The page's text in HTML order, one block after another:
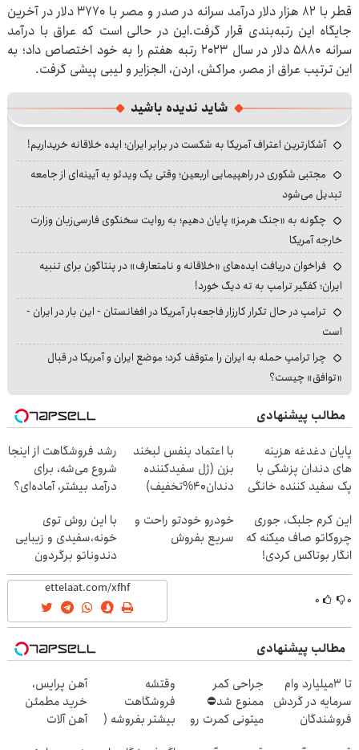
قطر با ۸۲ هزار دلار درآمد سرانه در صدر و مصر با ۳۷۷۰ دلار در آخرین
جایگاه این رتبه‌بندی قرار گرفت.این در حالی است که عراق با درآمد
سرانه ۵۸۸۰ دلار در سال ۲۰۲۳ رتبه هفتم را به خود اختصاص داد؛ به
این ترتیب عراق از مصر، مراکش، اردن، الجزایر و لیبی پیشی گرفت.
شاید ندیده باشید
آشکارترین اعتراف آمریکا به شکست در برابر ایران؛ ایده خلاقانه خریداریم!
مجتبی شکوری در راهپیمایی اربعین؛ وقتی یک ویدئو به آیینه‌ای از جامعه
تبدیل می‌شود
چگونه به «جنگ هرمز» پایان دهیم؛ به روایت سخنگوی فارسی‌زبان وزارت
خارجه آمریکا
فراخوان دریافت ایده‌های «خلاقانه و نامتعارف» در پنتاگون برای تنبیه
ایران؛ کفگیر ترامپ به ته دیگ خورد!
ترامپ در حال تکرار کارزار فاجعه‌بار آمریکا در افغانستان - این بار در ایران -
است
چرا ترامپ حمله به ایران را متوقف کرد؛ موضع ایران و آمریکا در قبال
«توافق» چیست؟
مطالب پیشنهادی
پایان دغدغه هزینه
های دندان پزشکی با
پک سفید کننده خانگی
با اعتماد بنفس لبخند
بزن (ژل سفیدکننده
دندان40%تخفیف)
رشد فروشگاهت از اینجا
شروع می‌شه، برای
درآمد بیشتر، آماده‌ای؟
این کرم جلبک، جوری
چروکاتو صاف میکنه که
انگار بوتاکس کردی!
(تخفیف ویژه)
خودرو خودتو راحت و
سریع بفروش
با این روش توی
خونه،سفیدی و زیبایی
دندوناتو برگردون
(40%off)
۰ ۰
مطالب پیشنهادی
تا 3میلیارد وام
سرمایه در گردش
فروشندگان
جراحی کمر
ممنوع شد⛔
میتونی کمرت رو
وقتشه
فروشگاهت
بیشتر بفروشه (
آهن پرایس،
خرید مطمئن
آهن آلات